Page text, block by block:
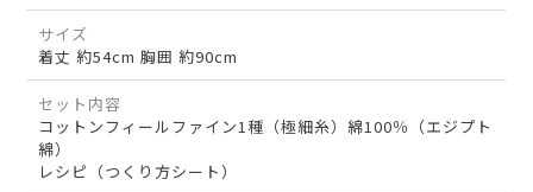
サイズ
着丈 約54cm 胸囲 約90cm
セット内容
コットンフィールファイン1種（極細糸）綿100％（エジプト
綿）
レシピ（つくり方シート）